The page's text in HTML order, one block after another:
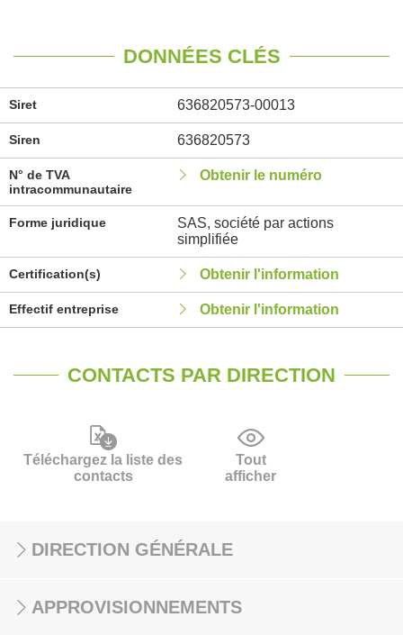
DONNÉES CLÉS
Siret 636820573-00013
Siren 636820573
N° de TVA
intracommunautaire
Obtenir le numéro
Forme juridique
SAS, société par actions
simplifiée
Certification(s) Obtenir l'information
Effectif entreprise Obtenir l'information
CONTACTS PAR DIRECTION
Téléchargez la liste des
contacts
Tout
afficher
DIRECTION GÉNÉRALE
APPROVISIONNEMENTS